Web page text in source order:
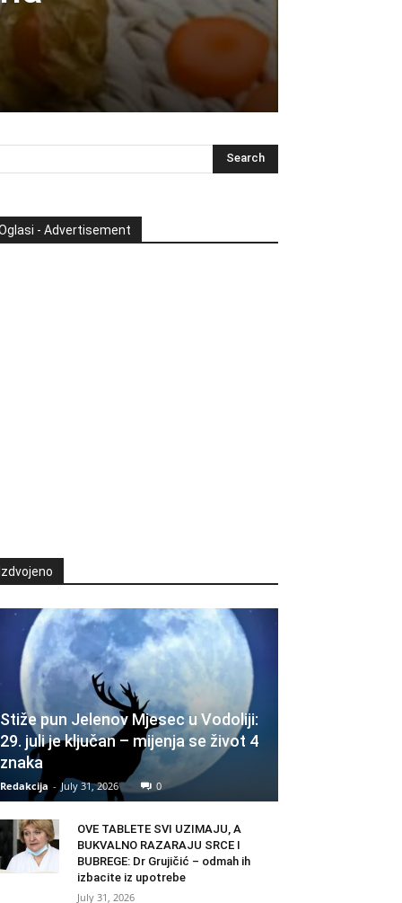
- Advertisement
Stiže pun Jelenov Mjesec u Vodoliji:
29. juli je ključan – mijenja se život 4
znaka
Redakcija - July 31, 2026 0
OVE TABLETE SVI UZIMAJU, A
BUKVALNO RAZARAJU SRCE I
BUBREGE: Dr Grujičić – odmah ih
izbacite iz upotrebe
July 31, 2026